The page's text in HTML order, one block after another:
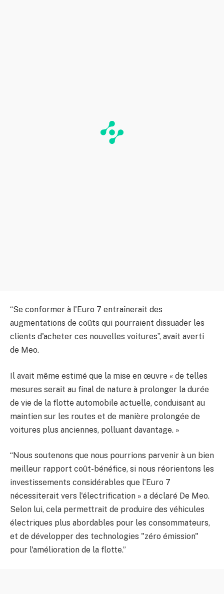
“Se conformer à l'Euro 7 entraînerait des
augmentations de coûts qui pourraient dissuader les
clients d'acheter ces nouvelles voitures”, avait averti
de Meo.
Il avait même estimé que la mise en œuvre « de telles
mesures serait au final de nature à prolonger la durée
de vie de la flotte automobile actuelle, conduisant au
maintien sur les routes et de manière prolongée de
voitures plus anciennes, polluant davantage. »
“Nous soutenons que nous pourrions parvenir à un bien
meilleur rapport coût-bénéfice, si nous réorientons les
investissements considérables que l'Euro 7
nécessiterait vers l'électrification » a déclaré De Meo.
Selon lui, cela permettrait de produire des véhicules
électriques plus abordables pour les consommateurs,
et de développer des technologies "zéro émission"
pour l'amélioration de la flotte.”